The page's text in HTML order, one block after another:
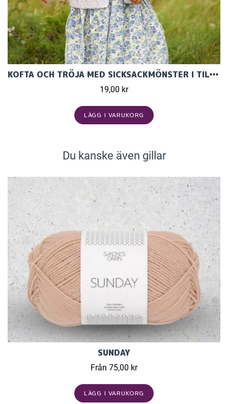
KOFTA OCH TRÖJA MED SICKSACKMÖNSTER I TILDA
19,00 kr
LÄGG I VARUKORG
Du kanske även gillar
SUNDAY
Från 75,00 kr
LÄGG I VARUKORG